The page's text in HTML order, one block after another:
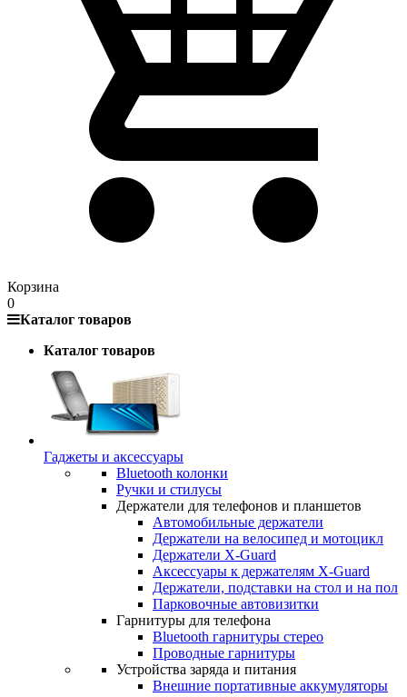
Корзина
0
Каталог товаров
Каталог товаров
Гаджеты и аксессуары
Bluetooth колонки
Ручки и стилусы
Держатели для телефонов и планшетов
Автомобильные держатели
Держатели на велосипед и мотоцикл
Держатели X-Guard
Аксессуары к держателям X-Guard
Держатели, подставки на стол и на пол
Парковочные автовизитки
Гарнитуры для телефона
Bluetooth гарнитуры стерео
Проводные гарнитуры
Устройства заряда и питания
Внешние портативные аккумуляторы